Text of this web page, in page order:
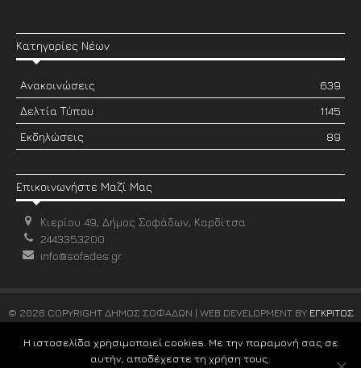
Κατηγορίες Νέων
Ανακοινώσεις
639
Δελτία Τύπου
1145
Εκδηλώσεις
89
Επικοινωνήστε Μαζί Μας
Κιερίου 49, Δήμος Σοφάδων, Καρδίτσα
2443353200
info@sofades.gr
© 2026 COPYRIGHT ΔΗΜΟΣ ΣΟΦΑΔΩΝ | WEB DEVELOPMENT BY ΕΓΚΡΙΤΟΣ
Η ιστοσελίδα χρησιμοποιεί cookies. Με την παραμονή σας σε
αυτήν, αποδέχεστε τη χρήση τους.